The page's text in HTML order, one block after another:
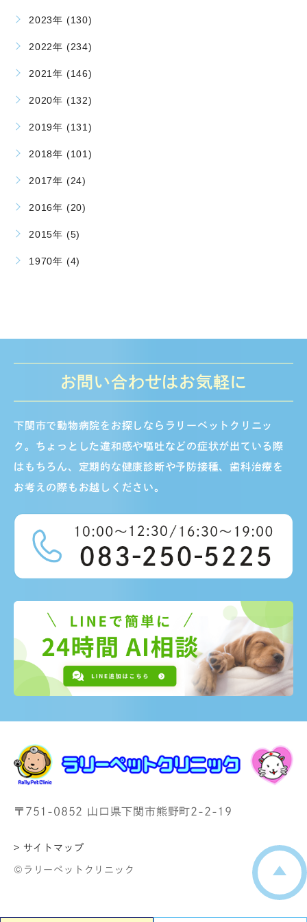
2023年 (130)
2022年 (234)
2021年 (146)
2020年 (132)
2019年 (131)
2018年 (101)
2017年 (24)
2016年 (20)
2015年 (5)
1970年 (4)
お問い合わせはお気軽に
下関市で動物病院をお探しならラリーペットクリニッ
ク。ちょっとした違和感や嘔吐などの症状が出ている際
はもちろん、定期的な健康診断や予防接種、歯科治療を
お考えの際もお越しください。
〒751-0852 山口県下関市熊野町2-2-19
> サイトマップ
©ラリーペットクリニック